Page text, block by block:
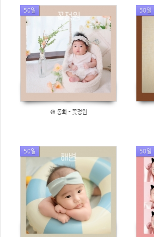
50일
@ 동화 - 꽃정원
50일
50일 50일